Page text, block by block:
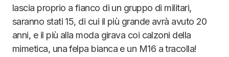
lascia proprio a fianco di un gruppo di militari,
saranno stati 15, di cui il più grande avrà avuto 20
anni, e il più alla moda girava coi calzoni della
mimetica, una felpa bianca e un M16 a tracolla!